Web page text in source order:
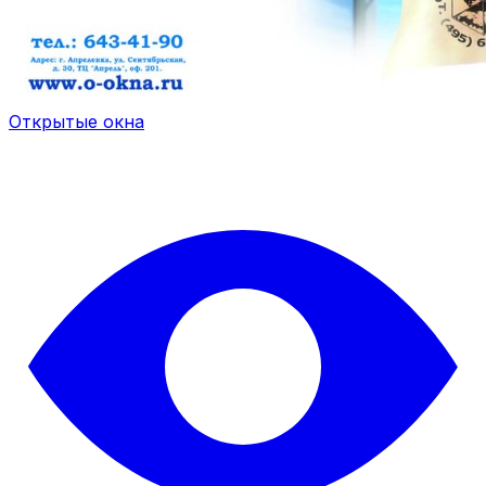
Открытые окна